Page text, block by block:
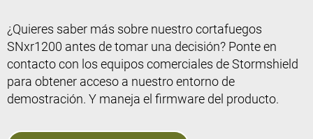
¿Quieres saber más sobre nuestro cortafuegos
SNxr1200 antes de tomar una decisión? Ponte en
contacto con los equipos comerciales de Stormshield
para obtener acceso a nuestro entorno de
demostración. Y maneja el firmware del producto.